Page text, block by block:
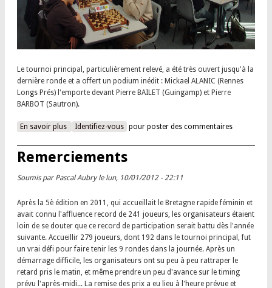
Le tournoi principal, particulièrement relevé, a été très ouvert jusqu'à la
dernière ronde et a offert un podium inédit : Mickael ALANIC (Rennes
Longs Prés) l'emporte devant Pierre BAILET (Guingamp) et Pierre
BARBOT (Sautron).
En savoir plus
à propos de Mickael ALANIC vainqueur du 6è open de
Identifiez-vous pour poster des commentaires
Remerciements
Soumis par Pascal Aubryle lun, 10/01/2012 - 22:11
Après la 5è édition en 2011, qui accueillait le Bretagne rapide féminin et
avait connu l'affluence record de 241 joueurs, les organisateurs étaient
loin de se douter que ce record de participation serait battu dès l'année
suivante. Accueillir 279 joueurs, dont 192 dans le tournoi principal, fut
un vrai défi pour faire tenir les 9 rondes dans la journée. Après un
démarrage difficile, les organisateurs ont su peu à peu rattraper le
retard pris le matin, et même prendre un peu d'avance sur le timing
prévu l'après-midi... La remise des prix a eu lieu à l'heure prévue et